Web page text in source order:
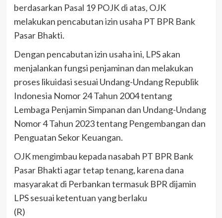
berdasarkan Pasal 19 POJK di atas, OJK
melakukan pencabutan izin usaha PT BPR Bank
Pasar Bhakti.
Dengan pencabutan izin usaha ini, LPS akan
menjalankan fungsi penjaminan dan melakukan
proses likuidasi sesuai Undang-Undang Republik
Indonesia Nomor 24 Tahun 2004 tentang
Lembaga Penjamin Simpanan dan Undang-Undang
Nomor 4 Tahun 2023 tentang Pengembangan dan
Penguatan Sekor Keuangan.
OJK mengimbau kepada nasabah PT BPR Bank
Pasar Bhakti agar tetap tenang, karena dana
masyarakat di Perbankan termasuk BPR dijamin
LPS sesuai ketentuan yang berlaku
(R)